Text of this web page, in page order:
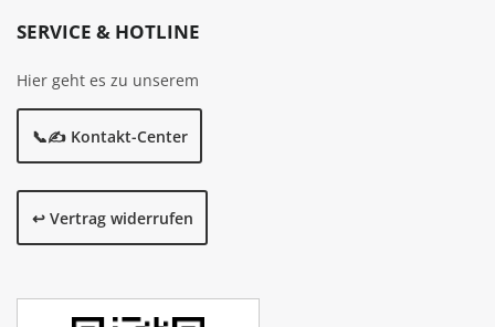
SERVICE & HOTLINE
Hier geht es zu unserem
📞✍️ Kontakt-Center
↩️ Vertrag widerrufen